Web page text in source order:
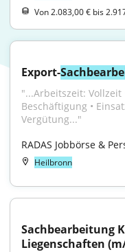
Von 2.083,00 € bis
Export-
"...Arbeitszeit:
Beschäftigung •
Vergütung..."
RADAS Jobbörse &
Heilbronn
Sachbearbeitung
Liegenschaften